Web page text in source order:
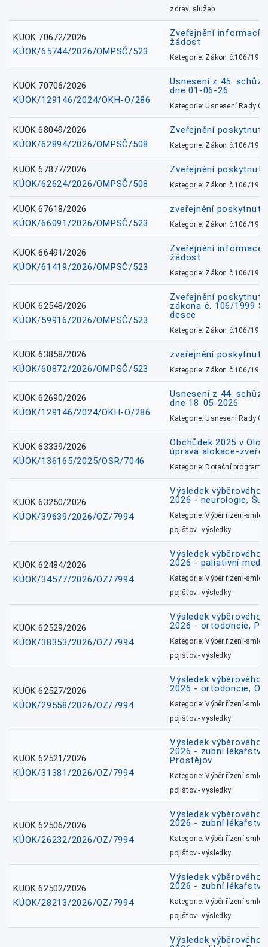
zdrav. služeb
KUOK 70672/2026
KÚOK/65744/2026/OMPSČ/523
Zveřejnění informací
žádost
Kategorie: Zákon č.106/1999
KUOK 70706/2026
KÚOK/129146/2024/OKH-O/286
Usnesení z 45.
dne 01-06-26
Kategorie: Usnesení Rady
KUOK 68049/2026
KÚOK/62894/2026/OMPSČ/508
Zveřejnění
Kategorie: Zákon č.106/1999
KUOK 67877/2026
KÚOK/62624/2026/OMPSČ/508
Zveřejnění
Kategorie: Zákon č.106/1999
KUOK 67618/2026
KÚOK/66091/2026/OMPSČ/523
zveřejnění
Kategorie: Zákon č.106/1999
KUOK 66491/2026
KÚOK/61419/2026/OMPSČ/523
Zveřejnění informace
žádost
Kategorie: Zákon č.106/1999
KUOK 62548/2026
KÚOK/59916/2026/OMPSČ/523
Zveřejnění
zákona č. 106/1999
desce
Kategorie: Zákon č.106/1999
KUOK 63858/2026
KÚOK/60872/2026/OMPSČ/523
zveřejnění
Kategorie: Zákon č.106/1999
KUOK 62690/2026
KÚOK/129146/2024/OKH-O/286
Usnesení z 44.
dne 18-05-2026
Kategorie: Usnesení Rady
KUOK 63339/2026
KÚOK/136165/2025/OSR/7046
Obchůdek 2025 v
úprava alokace-
Kategorie: Dotační
KUOK 63250/2026
KÚOK/39639/2026/OZ/7994
Výsledek výběrového
2026 - neurologie,
Kategorie: Výběr.řízení-
pojišťov.- výsledky
KUOK 62484/2026
KÚOK/34577/2026/OZ/7994
Výsledek výběrového
2026 - paliativní
Kategorie: Výběr.řízení-
pojišťov.- výsledky
KUOK 62529/2026
KÚOK/38353/2026/OZ/7994
Výsledek výběrového
2026 - ortodoncie,
Kategorie: Výběr.řízení-
pojišťov.- výsledky
KUOK 62527/2026
KÚOK/29558/2026/OZ/7994
Výsledek výběrového
2026 - ortodoncie,
Kategorie: Výběr.řízení-
pojišťov.- výsledky
KUOK 62521/2026
KÚOK/31381/2026/OZ/7994
Výsledek výběrového
2026 - zubní
Prostějov
Kategorie: Výběr.řízení-
pojišťov.- výsledky
KUOK 62506/2026
KÚOK/26232/2026/OZ/7994
Výsledek výběrového
2026 - zubní
Kategorie: Výběr.řízení-
pojišťov.- výsledky
KUOK 62502/2026
KÚOK/28213/2026/OZ/7994
Výsledek výběrového
2026 - zubní
Kategorie: Výběr.řízení-
pojišťov.- výsledky
Výsledek výběrového